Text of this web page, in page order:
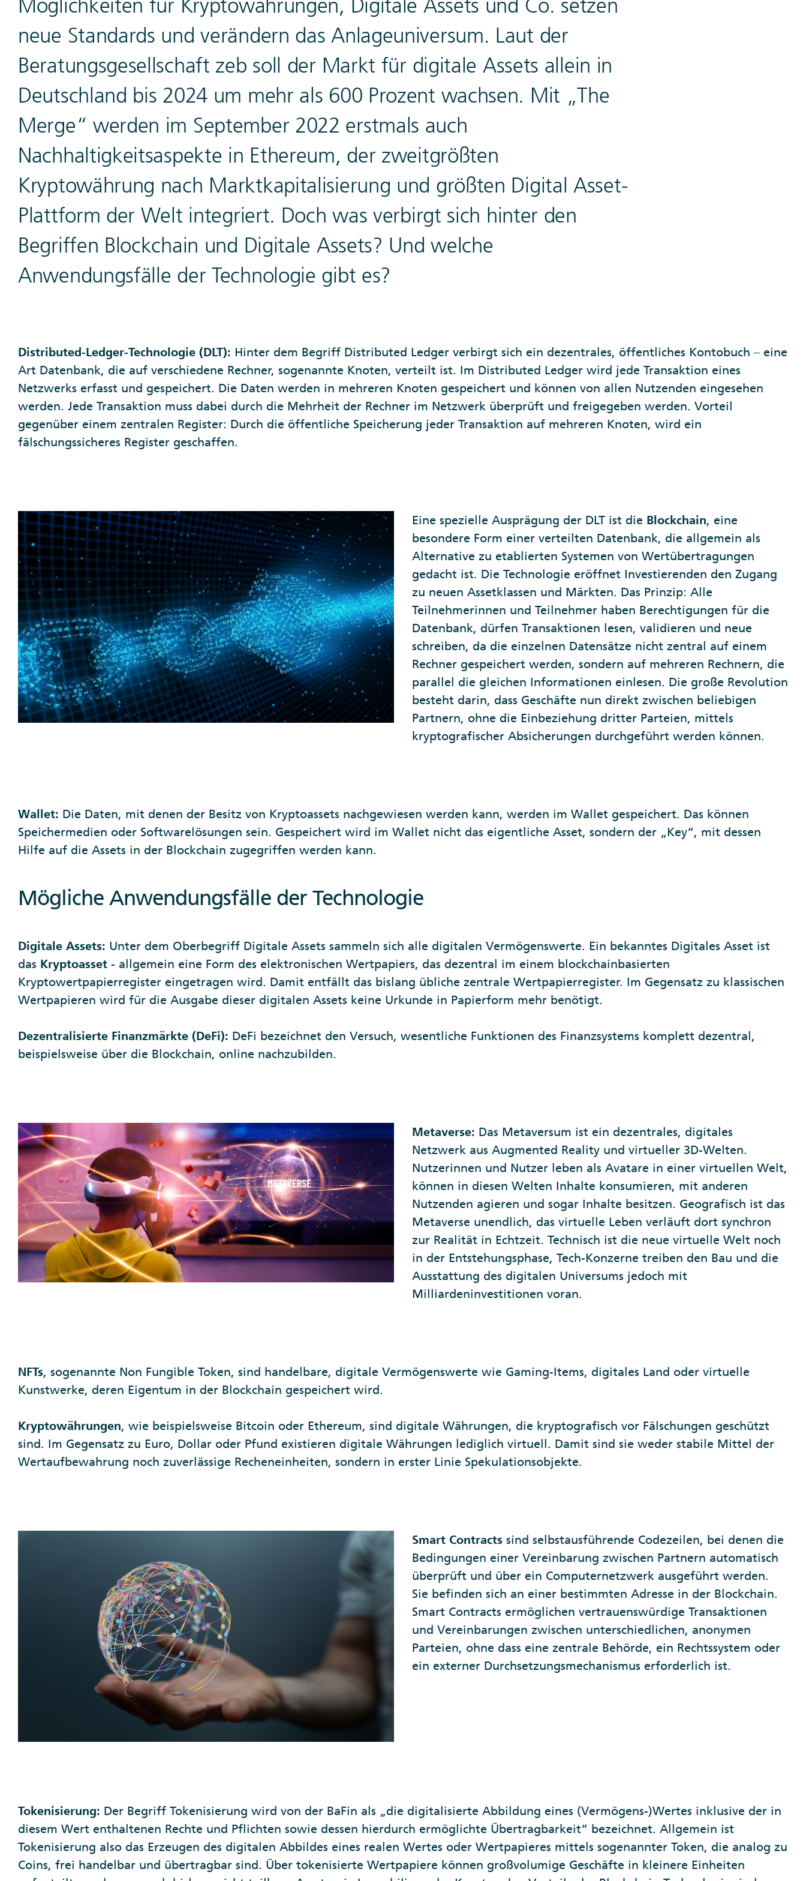
Möglichkeiten für Kryptowährungen, Digitale Assets und Co. setzen
neue Standards und verändern das Anlageuniversum. Laut der
Beratungsgesellschaft zeb soll der Markt für digitale Assets allein in
Deutschland bis 2024 um mehr als 600 Prozent wachsen. Mit „The
Merge“ werden im September 2022 erstmals auch
Nachhaltigkeitsaspekte in Ethereum, der zweitgrößten
Kryptowährung nach Marktkapitalisierung und größten Digital Asset-
Plattform der Welt integriert. Doch was verbirgt sich hinter den
Begriffen Blockchain und Digitale Assets? Und welche
Anwendungsfälle der Technologie gibt es?
Distributed-Ledger-Technologie (DLT): Hinter dem Begriff Distributed Ledger verbirgt sich ein dezentrales, öffentliches Kontobuch – eine
Art Datenbank, die auf verschiedene Rechner, sogenannte Knoten, verteilt ist. Im Distributed Ledger wird jede Transaktion eines
Netzwerks erfasst und gespeichert. Die Daten werden in mehreren Knoten gespeichert und können von allen Nutzenden eingesehen
werden. Jede Transaktion muss dabei durch die Mehrheit der Rechner im Netzwerk überprüft und freigegeben werden. Vorteil
gegenüber einem zentralen Register: Durch die öffentliche Speicherung jeder Transaktion auf mehreren Knoten, wird ein
fälschungssicheres Register geschaffen.
Eine spezielle Ausprägung der DLT ist die Blockchain, eine
besondere Form einer verteilten Datenbank, die allgemein als
Alternative zu etablierten Systemen von Wertübertragungen
gedacht ist. Die Technologie eröffnet Investierenden den Zugang
zu neuen Assetklassen und Märkten. Das Prinzip: Alle
Teilnehmerinnen und Teilnehmer haben Berechtigungen für die
Datenbank, dürfen Transaktionen lesen, validieren und neue
schreiben, da die einzelnen Datensätze nicht zentral auf einem
Rechner gespeichert werden, sondern auf mehreren Rechnern, die
parallel die gleichen Informationen einlesen. Die große Revolution
besteht darin, dass Geschäfte nun direkt zwischen beliebigen
Partnern, ohne die Einbeziehung dritter Parteien, mittels
kryptografischer Absicherungen durchgeführt werden können.
Wallet: Die Daten, mit denen der Besitz von Kryptoassets nachgewiesen werden kann, werden im Wallet gespeichert. Das können
Speichermedien oder Softwarelösungen sein. Gespeichert wird im Wallet nicht das eigentliche Asset, sondern der „Key“, mit dessen
Hilfe auf die Assets in der Blockchain zugegriffen werden kann.
Mögliche Anwendungsfälle der Technologie
Digitale Assets: Unter dem Oberbegriff Digitale Assets sammeln sich alle digitalen Vermögenswerte. Ein bekanntes Digitales Asset ist
das Kryptoasset - allgemein eine Form des elektronischen Wertpapiers, das dezentral im einem blockchainbasierten
Kryptowertpapierregister eingetragen wird. Damit entfällt das bislang übliche zentrale Wertpapierregister. Im Gegensatz zu klassischen
Wertpapieren wird für die Ausgabe dieser digitalen Assets keine Urkunde in Papierform mehr benötigt.
Dezentralisierte Finanzmärkte (DeFi): DeFi bezeichnet den Versuch, wesentliche Funktionen des Finanzsystems komplett dezentral,
beispielsweise über die Blockchain, online nachzubilden.
Metaverse: Das Metaversum ist ein dezentrales, digitales
Netzwerk aus Augmented Reality und virtueller 3D-Welten.
Nutzerinnen und Nutzer leben als Avatare in einer virtuellen Welt,
können in diesen Welten Inhalte konsumieren, mit anderen
Nutzenden agieren und sogar Inhalte besitzen. Geografisch ist das
Metaverse unendlich, das virtuelle Leben verläuft dort synchron
zur Realität in Echtzeit. Technisch ist die neue virtuelle Welt noch
in der Entstehungsphase, Tech-Konzerne treiben den Bau und die
Ausstattung des digitalen Universums jedoch mit
Milliardeninvestitionen voran.
NFTs, sogenannte Non Fungible Token, sind handelbare, digitale Vermögenswerte wie Gaming-Items, digitales Land oder virtuelle
Kunstwerke, deren Eigentum in der Blockchain gespeichert wird.
Kryptowährungen, wie beispielsweise Bitcoin oder Ethereum, sind digitale Währungen, die kryptografisch vor Fälschungen geschützt
sind. Im Gegensatz zu Euro, Dollar oder Pfund existieren digitale Währungen lediglich virtuell. Damit sind sie weder stabile Mittel der
Wertaufbewahrung noch zuverlässige Recheneinheiten, sondern in erster Linie Spekulationsobjekte.
Smart Contracts sind selbstausführende Codezeilen, bei denen die
Bedingungen einer Vereinbarung zwischen Partnern automatisch
überprüft und über ein Computernetzwerk ausgeführt werden.
Sie befinden sich an einer bestimmten Adresse in der Blockchain.
Smart Contracts ermöglichen vertrauenswürdige Transaktionen
und Vereinbarungen zwischen unterschiedlichen, anonymen
Parteien, ohne dass eine zentrale Behörde, ein Rechtssystem oder
ein externer Durchsetzungsmechanismus erforderlich ist.
Tokenisierung: Der Begriff Tokenisierung wird von der BaFin als „die digitalisierte Abbildung eines (Vermögens-)Wertes inklusive der in
diesem Wert enthaltenen Rechte und Pflichten sowie dessen hierdurch ermöglichte Übertragbarkeit“ bezeichnet. Allgemein ist
Tokenisierung also das Erzeugen des digitalen Abbildes eines realen Wertes oder Wertpapieres mittels sogenannter Token, die analog zu
Coins, frei handelbar und übertragbar sind. Über tokenisierte Wertpapiere können großvolumige Geschäfte in kleinere Einheiten